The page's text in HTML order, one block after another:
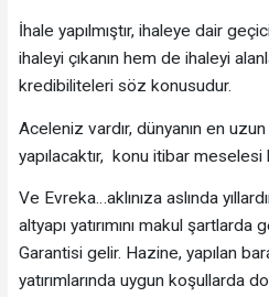
İhale yapılmıştır, ihaleye dair
ihaleyi çıkanın hem de ihaleyi
kredibiliteleri söz konusudur.
Aceleniz vardır, dünyanın en
yapılacaktır, konu itibar
Ve Evreka…aklınıza aslında
altyapı yatırımını makul
Garantisi gelir. Hazine, yapılan
yatırımlarında uygun koşullarda